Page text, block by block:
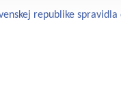
republike